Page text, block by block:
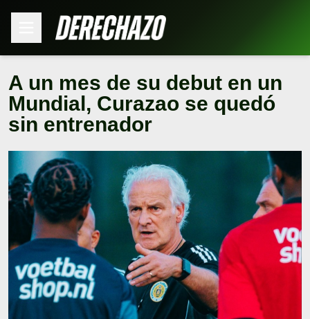
A un mes de su debut en un
Mundial, Curazao se quedó
sin entrenador